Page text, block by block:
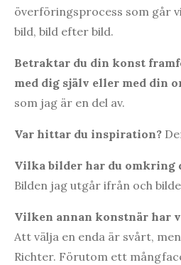
överföringsprocess som går
bild, bild efter bild.
Betraktar du din konst
med dig själv eller med din
som jag är en del av.
Var hittar du inspiration?
Vilka bilder har du omkring
Bilden jag utgår ifrån och
Vilken annan konstnär har
Att välja en enda är svårt,
Richter. Förutom ett